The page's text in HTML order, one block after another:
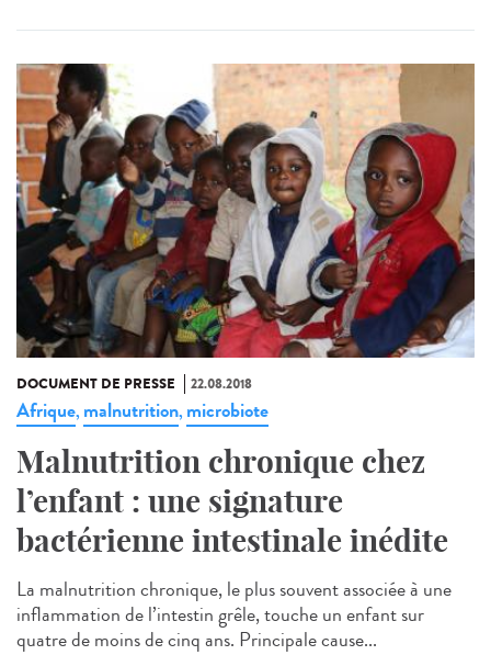
DOCUMENT DE PRESSE 22.08.2018
Afrique, malnutrition, microbiote
Malnutrition chronique chez
l’enfant : une signature
bactérienne intestinale inédite
La malnutrition chronique, le plus souvent associée à une
inflammation de l’intestin grêle, touche un enfant sur
quatre de moins de cinq ans. Principale cause...